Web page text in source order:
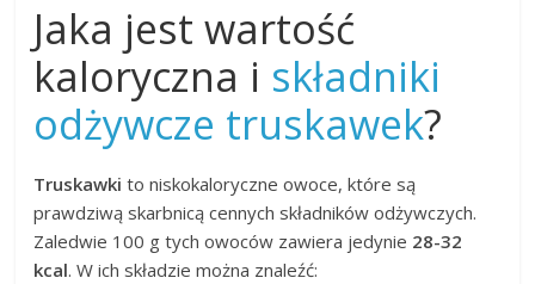
Jaka jest wartość
kaloryczna i składniki
odżywcze truskawek?
Truskawki to niskokaloryczne owoce, które są
prawdziwą skarbnicą cennych składników odżywczych.
Zaledwie 100 g tych owoców zawiera jedynie 28-32
kcal. W ich składzie można znaleźć: